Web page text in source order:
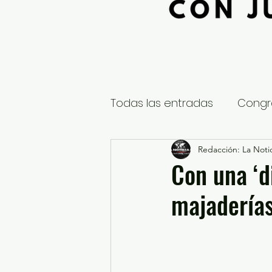
Todas las entradas
Nacional
Educación y Cultura
Con una
Redacción: La